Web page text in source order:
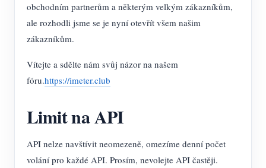
obchodním partnerům a některým velkým zákazníkům,
ale rozhodli jsme se je nyní otevřít všem našim
zákazníkům.
Vítejte a sdělte nám svůj názor na našem
fóru.https://imeter.club
Limit na API
API nelze navštívit neomezeně, omezíme denní počet
volání pro každé API. Prosím, nevolejte API častěji.